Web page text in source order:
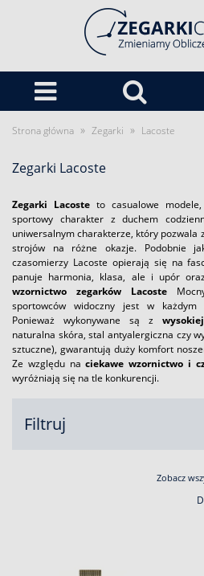
Strona główna » Zegarki » Lacoste
Zegarki Lacoste
Zegarki Lacosteto casualowe
sportowy charakter z duchem
uniwersalnym charakterze, który pozwala
strojów na różne okazje. Podobnie
czasomierzy Lacoste opierają się na
panuje harmonia, klasa, ale i upór
wzornictwo zegarków Lacoste
sportowców widoczny jest w każdym
Ponieważ wykonywane są z
naturalna skóra, stal antyalergiczna czy
sztuczne), gwarantują duży komfort
Ze względu naciekawe wzornictwo i
wyróżniają się na tle konkurencji.
Filtruj
Zobacz